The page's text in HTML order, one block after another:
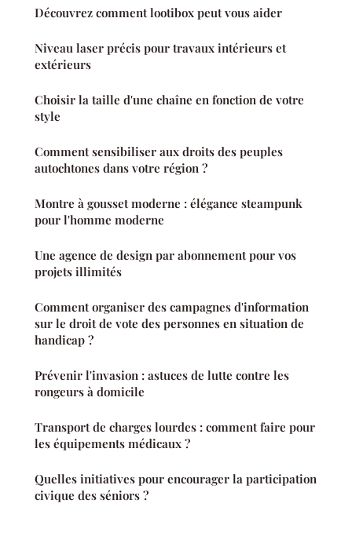
Découvrez comment lootibox peut vous aider
Niveau laser précis pour travaux intérieurs et
extérieurs
Choisir la taille d'une chaîne en fonction de votre
style
Comment sensibiliser aux droits des peuples
autochtones dans votre région ?
Montre à gousset moderne : élégance steampunk
pour l'homme moderne
Une agence de design par abonnement pour vos
projets illimités
Comment organiser des campagnes d'information
sur le droit de vote des personnes en situation de
handicap ?
Prévenir l'invasion : astuces de lutte contre les
rongeurs à domicile
Transport de charges lourdes : comment faire pour
les équipements médicaux ?
Quelles initiatives pour encourager la participation
civique des séniors ?